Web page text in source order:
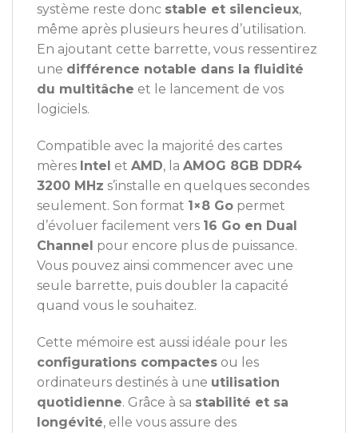
système reste donc stable et silencieux,
même après plusieurs heures d’utilisation.
En ajoutant cette barrette, vous ressentirez
une différence notable dans la fluidité
du multitâche et le lancement de vos
logiciels.
Compatible avec la majorité des cartes
mères Intel et AMD, la AMOG 8GB DDR4
3200 MHz s’installe en quelques secondes
seulement. Son format 1×8 Go permet
d’évoluer facilement vers 16 Go en Dual
Channel pour encore plus de puissance.
Vous pouvez ainsi commencer avec une
seule barrette, puis doubler la capacité
quand vous le souhaitez.
Cette mémoire est aussi idéale pour les
configurations compactes ou les
ordinateurs destinés à une utilisation
quotidienne. Grâce à sa stabilité et sa
longévité, elle vous assure des